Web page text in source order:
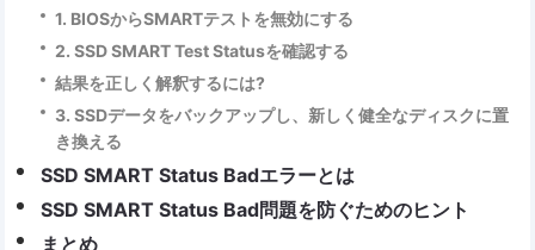
1. BIOSからSMARTテストを無効にする
2. SSD SMART Test Statusを確認する
結果を正しく解釈するには?
3. SSDデータをバックアップし、新しく健全なディスクに置
き換える
SSD SMART Status Badエラーとは
SSD SMART Status Bad問題を防ぐためのヒント
まとめ